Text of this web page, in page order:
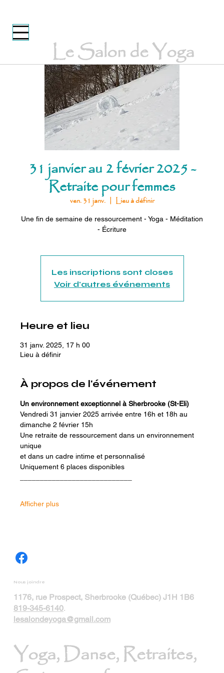
Le Salon de Yoga
31 janvier au 2 février 2025 -
Retraite pour femmes
ven. 31 janv.
  |
Lieu à définir
Une fin de semaine de ressourcement - Yoga - Méditation
- Écriture
Les inscriptions sont closes
Voir d'autres événements
Heure et lieu
31 janv. 2025, 17 h 00
Lieu à définir
À propos de l'événement
Un environnement exceptionnel à Sherbrooke (St-Eli)
Vendredi 31 janvier 2025 arrivée entre 16h et 18h au
dimanche 2 février 15h
Une retraite de ressourcement dans un environnement
unique
et dans un cadre intime et personnalisé
Uniquement 6 places disponibles
Afficher plus
Nous joindre
1176, rue Prospect, Sherbrooke (Québec) J1H 1B6
819-345-6140.
lesalondeyoga@gmail.com
Yoga, Danse, Retraites,